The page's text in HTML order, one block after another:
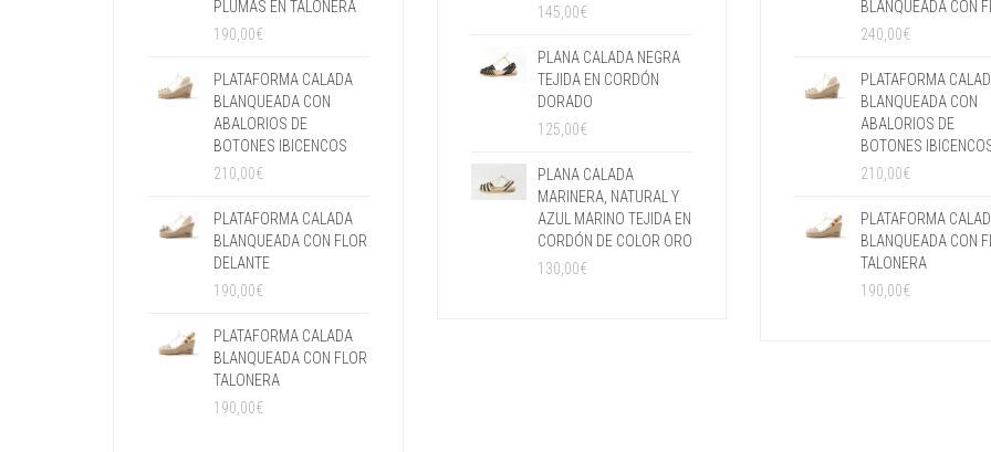
PLUMAS EN TALONERA
190,00€
PLATAFORMA CALADA
BLANQUEADA CON
ABALORIOS DE
BOTONES IBICENCOS
210,00€
PLATAFORMA CALADA
BLANQUEADA CON FLOR
DELANTE
190,00€
PLATAFORMA CALADA
BLANQUEADA CON FLOR
TALONERA
190,00€
145,00€
PLANA CALADA NEGRA
TEJIDA EN CORDÓN
DORADO
125,00€
PLANA CALADA
MARINERA, NATURAL Y
AZUL MARINO TEJIDA EN
CORDÓN DE COLOR ORO
130,00€
BLANQUEADA CON
240,00€
PLATAFORMA
BLANQUEADA CON
ABALORIOS DE
BOTONES
210,00€
PLATAFORMA
BLANQUEADA CON
TALONERA
190,00€